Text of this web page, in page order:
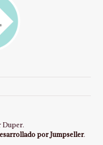
Duper.
por Jumpseller.